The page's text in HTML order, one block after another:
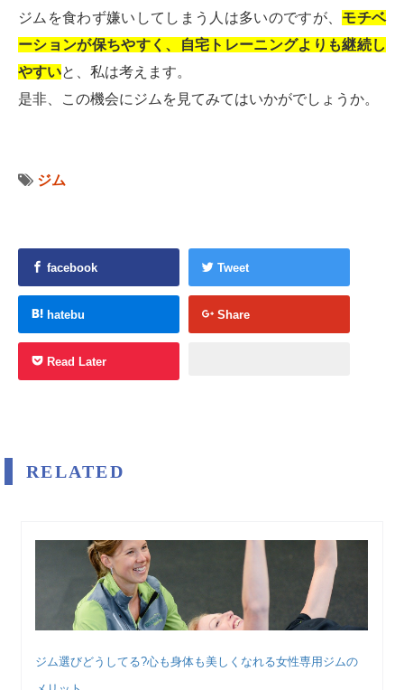
ジムを食わず嫌いしてしまう人は多いのですが、 モチベ
ーションが保ちやすく、自宅トレーニングよりも継続し
やすいと、私は考えます。
是非、この機会にジムを見てみてはいかがでしょうか。
ジム
facebook Tweet
hatebu Share
Read Later
RELATED
ジム選びどうしてる?心も身体も美しくなれる女性専用ジムの